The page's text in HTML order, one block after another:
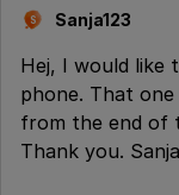
S Sanja123
Hej, I would like
phone. That
from the end of
Thank you. Sanja